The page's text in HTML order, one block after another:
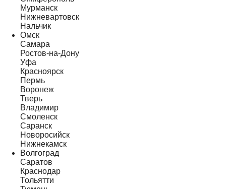
Мурманск
Нижневартовск
Нальчик
Омск
Самара
Ростов-на-Дону
Уфа
Красноярск
Пермь
Воронеж
Тверь
Владимир
Смоленск
Саранск
Новоросийск
Нижнекамск
Волгоград
Саратов
Краснодар
Тольятти